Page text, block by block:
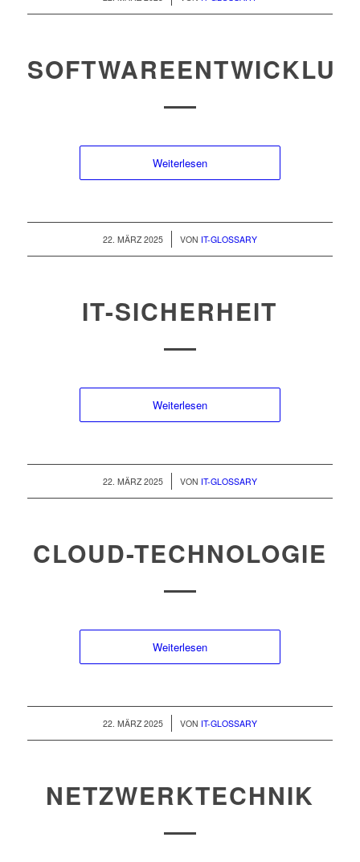
Weiterlesen
22. MÄRZ 2025
/ VON IT-GLOSSARY
IT-SICHERHEIT
Weiterlesen
22. MÄRZ 2025
/ VON IT-GLOSSARY
CLOUD-TECHNOLOGIE
Weiterlesen
22. MÄRZ 2025
/ VON IT-GLOSSARY
NETZWERKTECHNIK